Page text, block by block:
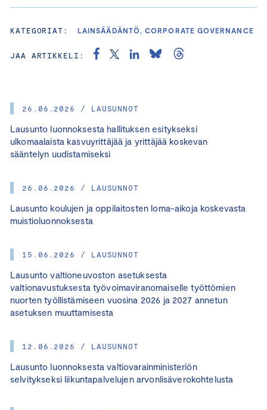
26.06.2026 / LAUSUNNOT
Lausunto luonnoksesta hallituksen esitykseksi
ulkomaalaista kasvuyrittäjää ja yrittäjää koskevan
sääntelyn uudistamiseksi
26.06.2026 / LAUSUNNOT
Lausunto koulujen ja oppilaitosten loma-aikoja koskevasta
muistioluonnoksesta
15.06.2026 / LAUSUNNOT
Lausunto valtioneuvoston asetuksesta
valtionavustuksesta työvoimaviranomaiselle työttömien
nuorten työllistämiseen vuosina 2026 ja 2027 annetun
asetuksen muuttamisesta
12.06.2026 / LAUSUNNOT
Lausunto luonnoksesta valtiovarainministeriön
selvitykseksi liikuntapalvelujen arvonlisäverokohtelusta
KATEGORIAT: LAINSÄÄDÄNTÖ, CORPORATE GOVERNANCE
JAA ARTIKKELI: